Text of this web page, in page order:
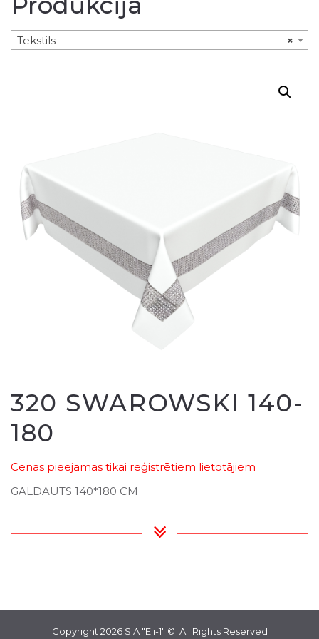
×
Tekstils
320 SWAROWSKI 140-
180
Cenas pieejamas tikai reģistrētiem lietotājiem
GALDAUTS 140*180 CM
Copyright 2026 SIA "Eli-1" © All Rights Reserved